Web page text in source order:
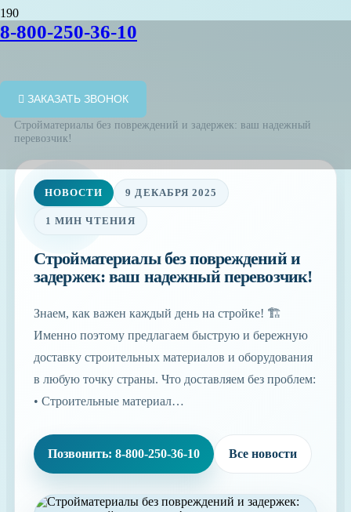
8-800-250-36-10
ЗАКАЗАТЬ ЗВОНОК
Стройматериалы без повреждений и задержек: ваш надежный
перевозчик!
НОВОСТИ 9 ДЕКАБРЯ 2025
1 МИН ЧТЕНИЯ
Стройматериалы без повреждений и
задержек: ваш надежный перевозчик!
Знаем, как важен каждый день на стройке! 🏗️
Именно поэтому предлагаем быструю и бережную
доставку строительных материалов и оборудования
в любую точку страны. Что доставляем без проблем:
• Строительные материал…
Позвонить: 8-800-250-36-10 Все новости